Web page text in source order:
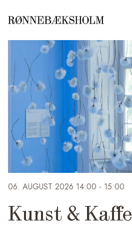
06. AUGUST 2026 14:00 - 15:00
Kunst & Kaffe